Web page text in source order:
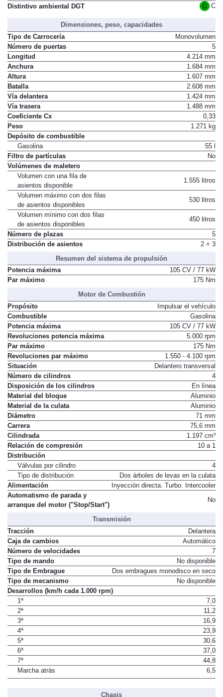
Distintivo ambiental DGT
C
Dimensiones, peso, capacidades
Tipo de Carrocería
Monovolumen
Número de puertas
5
Longitud
4.214 mm
Anchura
1.684 mm
Altura
1.607 mm
Batalla
2.608 mm
Vía delantera
1.424 mm
Vía trasera
1.488 mm
Coeficiente Cx
0,33
Peso
1.271 kg
Depósito de combustible
Gasolina
55 l
Filtro de partículas
No
Volúmenes de maletero
Volumen con una fila de
asientos disponible
1.555 litros
Volumen máximo con dos filas
de asientos disponibles
530 litros
Volumen mínimo con dos filas
de asientos disponibles
450 litros
Número de plazas
5
Distribución de asientos
2 + 3
Resumen del sistema de propulsión
Potencia máxima
105 CV / 77 kW
Par máximo
175 Nm
Motor de Combustión
Propósito
Impulsar el vehículo
Combustible
Gasolina
Potencia máxima
105 CV / 77 kW
Revoluciones potencia máxima
5.000 rpm
Par máximo
175 Nm
Revoluciones par máximo
1.550 - 4.100 rpm
Situación
Delantero transversal
Número de cilindros
4
Disposición de los cilindros
En línea
Material del bloque
Aluminio
Material de la culata
Aluminio
Diámetro
71 mm
Carrera
75,6 mm
Cilindrada
1.197 cm³
Relación de compresión
10 a 1
Distribución
Válvulas por cilindro
4
Tipo de distribución
Dos árboles de levas en la culata
Alimentación
Inyección directa. Turbo. Intercooler
Automatismo de parada y
arranque del motor ("Stop/Start")
No
Transmisión
Tracción
Delantera
Caja de cambios
Automático
Número de velocidades
7
Tipo de mando
No disponible
Tipo de Embrague
Dos embragues monodisco en seco
Tipo de mecanismo
No disponible
Desarrollos (km/h cada 1.000 rpm)
1ª
7,0
2ª
11,2
3ª
16,9
4ª
23,9
5ª
30,6
6ª
37,0
7ª
44,8
Marcha atrás
6,5
Chasis